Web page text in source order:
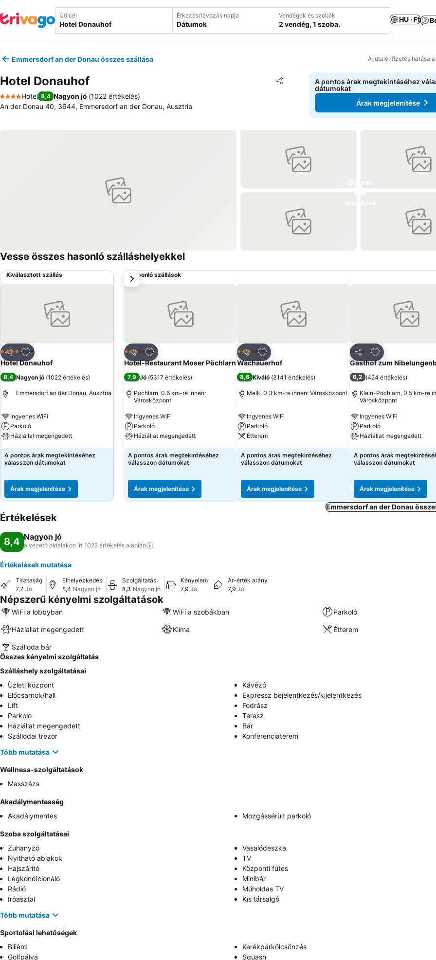
Úti cél Érkezés/távozás napja
Dátumok
Vendégek és szobák
2 vendég, 1 szoba.
HU · Ft
Emmersdorf an der Donau összes szállása A jutalékfizetés hatása
Hotel Donauhof Megosztás
Hozzáadás a kedvencekhez
4 Kategória
Hotel 8,4 Nagyon jó (1022 értékelés)
An der Donau 40, 3644, Emmersdorf an der Donau, Ausztria
A pontos árak megtekintéséhez
dátumokat
Árak megjelenítése
Vesse összes hasonló szálláshelyekkel
Kiválasztott szállás
Megosztás
Hozzáadás a kedvencekhez
4 Kategória
Hotel
Hotel Donauhof
8,4 Nagyon jó (1022 értékelés)
Emmersdorf an der Donau, Ausztria
Ingyenes WiFi
Parkoló
Háziállat megengedett
A pontos árak megtekintéséhez
válasszon dátumokat
Árak megjelenítése
Hasonló szállások
Megosztás
Hozzáadás a kedvencekhez
3 Kategória
Hotel
Hotel-Restaurant Moser Pöchlarn
7,9 Jó (5317 értékelés)
Pöchlarn, 0.6 km-re innen:
Városközpont
Ingyenes WiFi
Parkoló
Háziállat megengedett
A pontos árak megtekintéséhez
válasszon dátumokat
Árak megjelenítése
Megosztás
Hozzáadás a kedvencekhez
3 Kategória
Hotel
Wachauerhof
8,6 Kiváló (3141 értékelés)
Melk, 0.3 km-re innen: Városközpont
Ingyenes WiFi
Parkoló
Étterem
A pontos árak megtekintéséhez
válasszon dátumokat
Árak megjelenítése
Megosztás
Hozzáadás a
Hotel
Gasthof zum
6,2 (424 értékelés)
Klein-Pöchlarn, 0.5 km-re
Városközpont
Ingyenes WiFi
Parkoló
Háziállat megengedett
A pontos árak
válasszon dátumokat
Árak megjelenítése
következő
Emmersdorf an der Donau
Értékelések
8,4 Nagyon jó
a vezető oldalakon írt 1022 értékelés alapján
Értékelések mutatása
Tisztaság
7,7 Jó
Elhelyezkedés
8,4 Nagyon jó
Szolgáltatás
8,3 Nagyon jó
Kényelem
7,9 Jó
Ár-érték arány
7,9 Jó
Népszerű kényelmi szolgáltatások
WiFi a lobbyban WiFi a szobákban Parkoló
Háziállat megengedett Klíma Étterem
Szálloda bár
Összes kényelmi szolgáltatás
Szálláshely szolgáltatásai
Üzleti központ
Kávézó
Előcsarnok/hall
Expressz bejelentkezés/kijelentkezés
Lift
Fodrász
Parkoló
Terasz
Háziállat megengedett
Bár
Szállodai trezor
Konferenciaterem
Több mutatása
Wellness-szolgáltatások
Masszázs
Akadálymentesség
Akadálymentes
Mozgássérült parkoló
Szoba szolgáltatásai
Zuhanyzó
Vasalódeszka
Nyitható ablakok
TV
Hajszárító
Központi fűtés
Légkondicionáló
Minibár
Rádió
Műholdas TV
Íróasztal
Kis társalgó
Több mutatása
Sportolási lehetőségek
Biliárd
Kerékpárkölcsönzés
Golfpálya
Squash